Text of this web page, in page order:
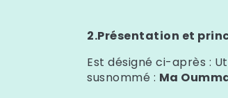
2.Présentation et
Est désigné ci-après :
susnommé : Ma